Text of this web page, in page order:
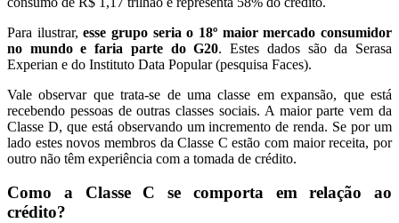
Para ilustrar,esse grupo seria o 18º maior mercado consumidor
no mundo e faria parte do G20. Estes dados são da Serasa
Experian e do Instituto Data Popular (pesquisa Faces).
Vale observar que trata-se de uma classe em expansão, que está
recebendo pessoas de outras classes sociais. A maior parte vem da
Classe D, que está observando um incremento de renda. Se por um
lado estes novos membros da Classe C estão com maior receita, por
outro não têm experiência com a tomada de crédito.
Como a Classe C se comporta em relação ao
crédito?